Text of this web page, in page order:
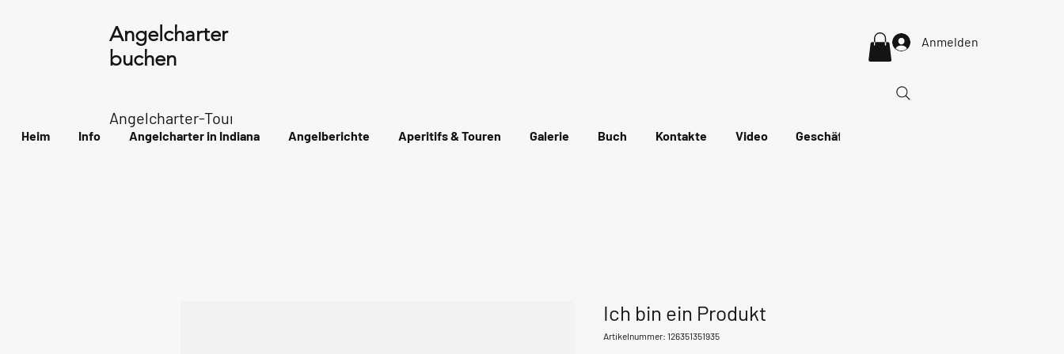
Angelcharter in Indiana
buchen
Angelcharter-Tour durch den Archipel
Heim Info Angelcharter in Indiana Angelberichte Aperitifs & Touren Galerie Buch Kontakte Video Geschäft
Anmelden
Ich bin ein Produkt
Artikelnummer: 126351351935